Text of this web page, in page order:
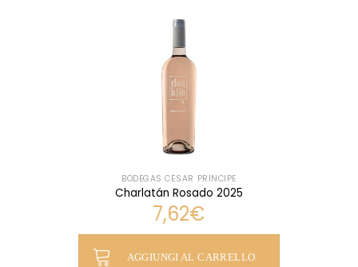
BODEGAS CÉSAR PRÍNCIPE
Charlatán Rosado 2025
7,62€
AGGIUNGI AL CARRELLO